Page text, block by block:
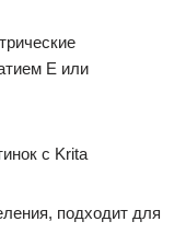
E или
подходит для